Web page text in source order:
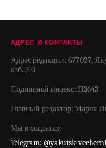
АДРЕС И КОНТАКТЫ
Адрес редакции: 677027,
каб. 310
Подписной индекс: П3643
Главный редактор: Мария
Мы в соцсетях:
Telegram: